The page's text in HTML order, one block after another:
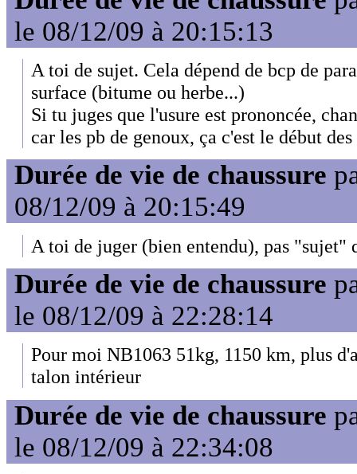
le 08/12/09 à 20:15:13
A toi de sujet. Cela dépend de bcp de
surface (bitume ou herbe...)
Si tu juges que l'usure est prononcée,
car les pb de genoux, ça c'est le début
Durée de vie de chaussure
08/12/09 à 20:15:49
A toi de juger (bien entendu), pas
Durée de vie de chaussure
le 08/12/09 à 22:28:14
Pour moi NB1063 51kg, 1150 km, plus
talon intérieur
Durée de vie de chaussure
le 08/12/09 à 22:34:08